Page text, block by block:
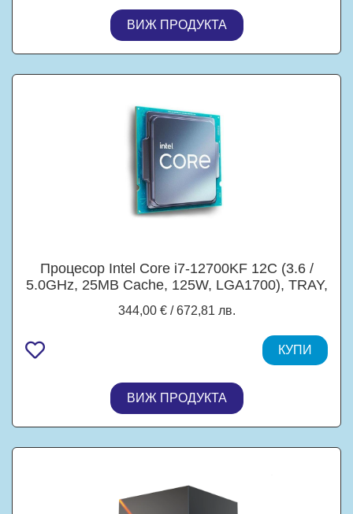
ВИЖ ПРОДУКТА
Процесор Intel Core i7-12700KF 12C (3.6 /
5.0GHz, 25MB Cache, 125W, LGA1700), TRAY,
344,00 € / 672,81 лв.
КУПИ
ВИЖ ПРОДУКТА